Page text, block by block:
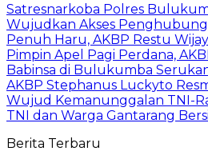
Satresnarkoba Polres
Wujudkan Akses Penghubung
Penuh Haru, AKBP Restu
Pimpin Apel Pagi Perdana,
Babinsa di Bulukumba
AKBP Stephanus Luckyto
Wujud Kemanunggalan TNI-
TNI dan Warga Gantarang
Berita Terbaru